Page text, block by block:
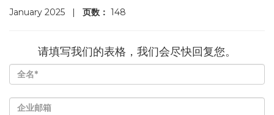
January 2025 | 页数： 148
请填写我们的表格，我们会尽快回复您。